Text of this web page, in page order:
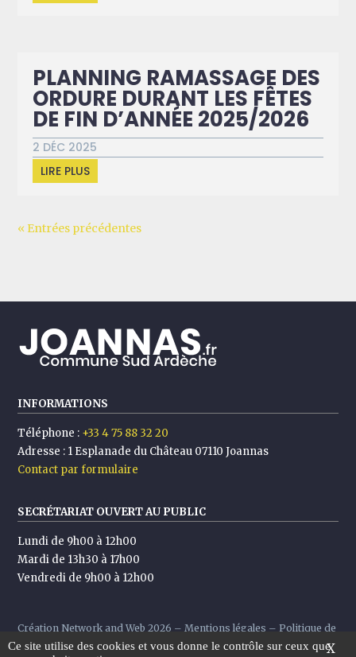
PLANNING RAMASSAGE DES
ORDURE DURANT LES FÊTES
DE FIN D’ANNÉE 2025/2026
2 DÉC 2025
LIRE PLUS
« Entrées précédentes
INFORMATIONS
Téléphone : +33 4 75 88 32 20
Adresse : 1 Esplanade du Château 07110 Joannas
Contact par formulaire
SECRÉTARIAT OUVERT AU PUBLIC
Lundi de 9h00 à 12h00
Mardi de 13h30 à 17h00
Vendredi de 9h00 à 12h00
Création Network and Web 2026 –Mentions légales – Politique de
confidentialité
X
Ce site utilise des cookies et vous donne le contrôle sur ceux que